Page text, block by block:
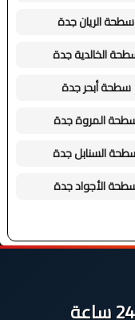
سطحة الريان جدة
الخالدية جدة
سطحة أبحر جدة
المروة جدة
السنابل جدة
الأجواد جدة